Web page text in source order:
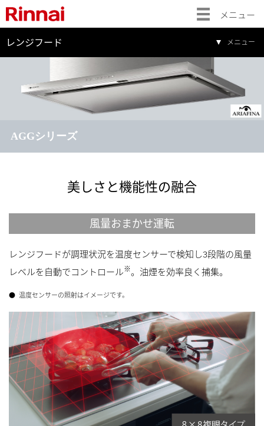
メニュー
レンジフード メニュー
AGGシリーズ
美しさと機能性の融合
風量おまかせ運転
レンジフードが調理状況を温度センサーで検知し3段階の風量
レベルを自動でコントロール※。油煙を効率良く捕集。
● 温度センサーの照射はイメージです。